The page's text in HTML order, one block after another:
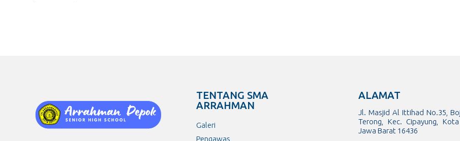
TENTANG SMA
ARRAHMAN
Galeri
Pengawas
ALAMAT
Jl. Masjid Al Ittihad No.35,
Terong, Kec. Cipayung,
Jawa Barat 16436